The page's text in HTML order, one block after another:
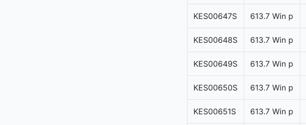
KES00647S 613.7 Win p
KES00648S 613.7 Win p
KES00649S 613.7 Win p
KES00650S 613.7 Win p
KES00651S 613.7 Win p